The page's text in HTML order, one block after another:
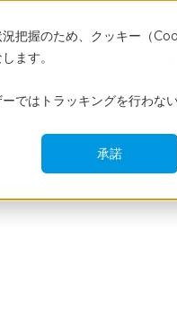
把握のため、クッキー（
ます。
ではトラッキングを行わな
承諾
査レポート・コラム